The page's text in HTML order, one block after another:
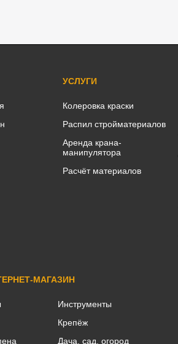
УСЛУГИ
Колеровка краски
Распил стройматериалов
Аренда крана-
манипулятора
Расчёт материалов
МАГАЗИН
Инструменты
Крепёж
Дача, сад, огород